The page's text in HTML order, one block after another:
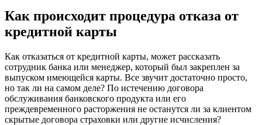
Как происходит процедура отказа от
кредитной карты
Как отказаться от кредитной карты, может рассказать
сотрудник банка или менеджер, который был закреплен за
выпуском имеющейся карты. Все звучит достаточно просто,
но так ли на самом деле? По истечению договора
обслуживания банковского продукта или его
преждевременного расторжения не останутся ли за клиентом
скрытые договора страховки или другие исчисления?